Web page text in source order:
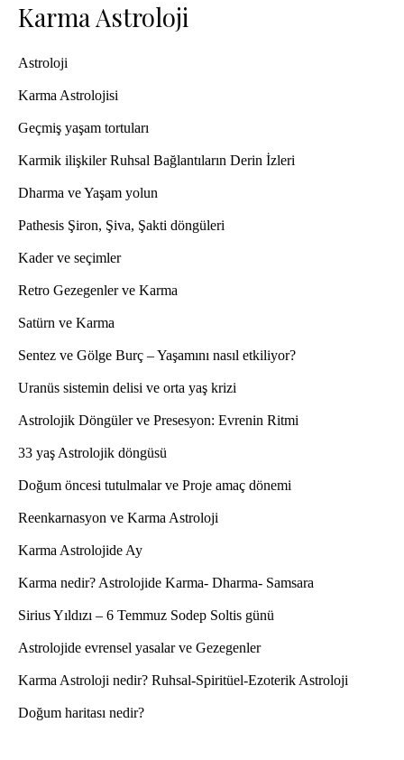
Karma Astroloji
Astroloji
Karma Astrolojisi
Geçmiş yaşam tortuları
Karmik ilişkiler Ruhsal Bağlantıların Derin İzleri
Dharma ve Yaşam yolun
Pathesis Şiron, Şiva, Şakti döngüleri
Kader ve seçimler
Retro Gezegenler ve Karma
Satürn ve Karma
Sentez ve Gölge Burç – Yaşamını nasıl etkiliyor?
Uranüs sistemin delisi ve orta yaş krizi
Astrolojik Döngüler ve Presesyon: Evrenin Ritmi
33 yaş Astrolojik döngüsü
Doğum öncesi tutulmalar ve Proje amaç dönemi
Reenkarnasyon ve Karma Astroloji
Karma Astrolojide Ay
Karma nedir? Astrolojide Karma- Dharma- Samsara
Sirius Yıldızı – 6 Temmuz Sodep Soltis günü
Astrolojide evrensel yasalar ve Gezegenler
Karma Astroloji nedir? Ruhsal-Spiritüel-Ezoterik Astroloji
Doğum haritası nedir?